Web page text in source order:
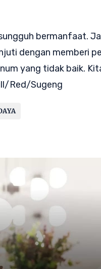
bermanfaat.
dengan memberi
yang tidak baik.
Red/Sugeng